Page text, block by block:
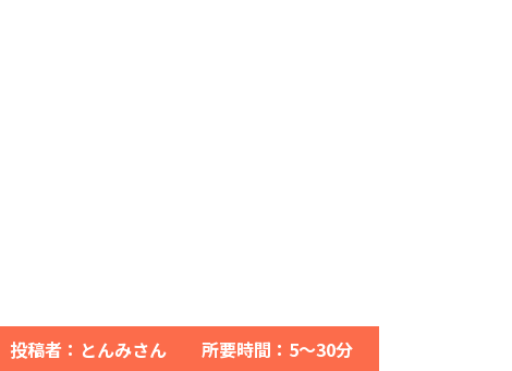
投稿者：とんみさん 所要時間：5～30分